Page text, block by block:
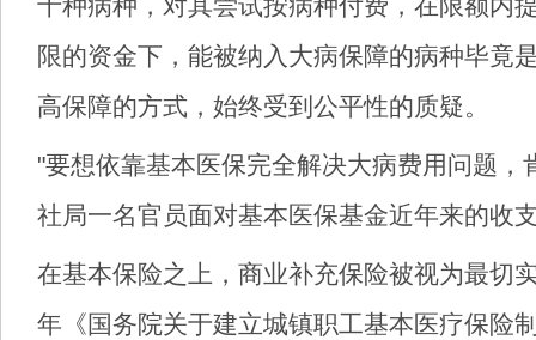
十种病种，对其尝试按病种付费，在限额内
限的资金下，能被纳入大病保障的病种毕竟
高保障的方式，始终受到公平性的质疑。
"要想依靠基本医保完全解决大病费用问题，
社局一名官员面对基本医保基金近年来的收
在基本保险之上，商业补充保险被视为最切
年《国务院关于建立城镇职工基本医疗保险